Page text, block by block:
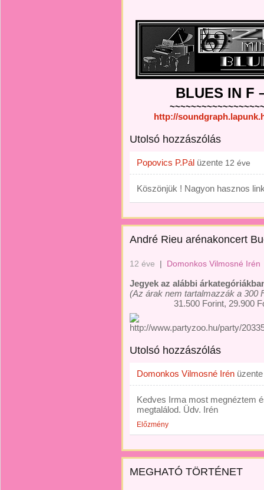
BLUES IN F
http://
Utolsó hozzászólás
Popovics P.Pál üzente 12 éve
Köszönjük ! Nagyon hasznos
André Rieu arénakoncert
12 éve | Domonkos Vilmosné Irén
Jegyek az alábbi
(Az árak nem tartalmazzák a 300
31.500 Forint, 29.900
Utolsó hozzászólás
Domonkos Vilmosné Irén
Kedves Irma most megnéztem
megtalálod. Üdv. Irén
Előzmény
MEGHATÓ TÖRTÉNET